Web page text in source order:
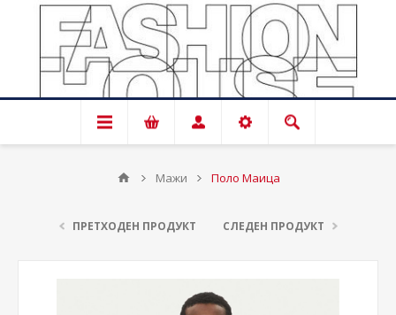
Мажи Поло Маица
ПРЕТХОДЕН ПРОДУКТ СЛЕДЕН ПРОДУКТ